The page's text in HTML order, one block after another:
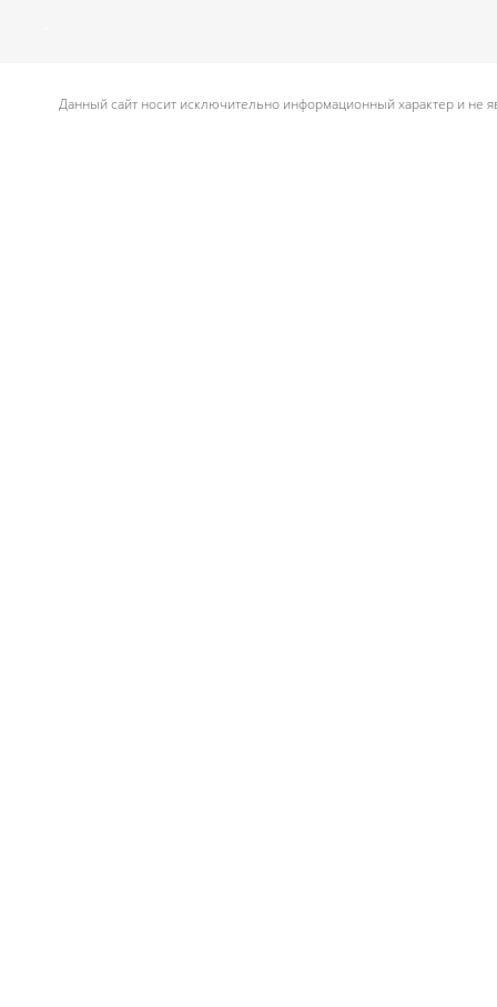
Данный сайт носит исключительно информационный характер и не